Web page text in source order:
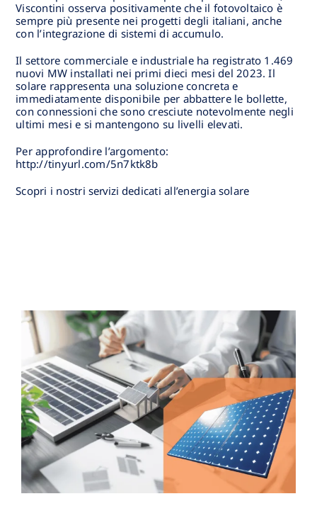
Viscontini osserva positivamente che il fotovoltaico è
sempre più presente nei progetti degli italiani, anche
con l’integrazione di sistemi di accumulo.
Il settore commerciale e industriale ha registrato 1.469
nuovi MW installati nei primi dieci mesi del 2023. Il
solare rappresenta una soluzione concreta e
immediatamente disponibile per abbattere le bollette,
con connessioni che sono cresciute notevolmente negli
ultimi mesi e si mantengono su livelli elevati.
Per approfondire l’argomento:
http://tinyurl.com/5n7ktk8b
Scopri i nostriservizi dedicati all’energia solare